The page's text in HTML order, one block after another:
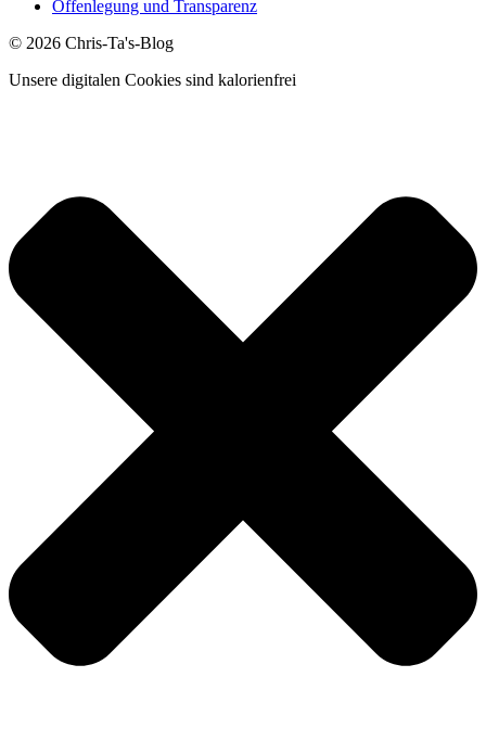
Offenlegung und Transparenz
© 2026 Chris-Ta's-Blog
Unsere digitalen Cookies sind kalorienfrei